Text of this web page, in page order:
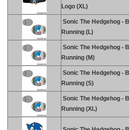
Logo (XL)
Sonic The Hedgehog -
Running (L)
Sonic The Hedgehog -
Running (M)
Sonic The Hedgehog -
Running (S)
Sonic The Hedgehog -
Running (XL)